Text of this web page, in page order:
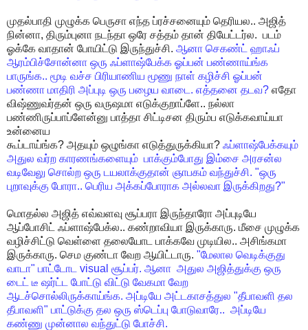
முதல்பாதி முழுக்க பெருசா எந்த ப்ரச்சனையும் தெரியல.. அஜித்
நின்னா, திரும்புனா நடந்தா ஒரே சத்தம் தான் தியேட்டர்ல. படம்
ஓக்கே வாதான் போயிட்டு இருந்துச்சி. ஆனா செகண்ட் ஹாஃப்
ஆரம்பிச்சோன்னா ஒரு ஃப்ளாஷ்பேக்க ஓப்பன் பண்ணாய்ங்க
பாருங்க.. மூடி வச்ச பிரியாணிய மூணு நாள் கழிச்சி ஓப்பன்
பண்ணா மாதிரி அப்புடி ஒரு பழைய வாடை . எத்தனை தடவ? எதோ
விஷ்ணுவர்தன் ஒரு வருஷமா எடுக்குறாப்ளே.. நல்லா
பண்ணிருப்பாப்ளேன்னு பாத்தா சிட்டிசன திரும்ப எடுக்கவாய்யா
உன்னைய
கூப்டாய்ங்க? அதயும் ஒழுங்கா எடுத்துருக்கியா? ஃப்ளாஷ்பேக்கயும்
அதுல வர்ற காரணங்களையும் பாக்கும்போது இம்சை அரசன்ல
வடிவேலு சொல்ற ஒரு டயலாக்குதான் ஞாபகம் வந்துச்சி. "ஒரு
புறாவுக்கு போரா.. பெரிய அக்கப்போராக அல்லவா இருக்கிறது?"
மொதல்ல அஜித் எவ்வளவு சூப்பரா இருந்தாரோ அப்புடியே
ஆப்போசிட் ஃப்ளாஷ்பேக்ல.. கண்றாவியா இருக்காரு. மீசை முழுக்க
வழிச்சிட்டு வெள்ளை தலையோட பாக்கவே முடியில.. அசிங்கமா
இருக்காரு. செம குண்டா வேற ஆயிட்டாரு. "மேலால வெடிக்குது
வாடா" பாட்டோட visual சூப்பர். ஆனா அதுல அஜித்துக்கு ஒரு
டைட் டீ ஷர்ட்ட போட்டு விட்டு வேகமா வேற
ஆடச்சொல்லிருக்காய்ங்க. அப்டியே அட்டகாசத்துல "தீபாவளி தல
தீபாவளி" பாட்டுக்கு தல ஒரு ஸ்டெப்பு போடுவாரே.. அப்டியே
கண்ணு முன்னால வந்துட்டு போச்சி.